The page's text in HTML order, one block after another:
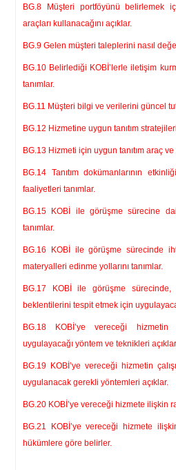
BG.8 Müşteri portföyünü belirlemek
araçları kullanacağını açıklar.
BG.9 Gelen müşteri taleplerini nasıl
BG.10 Belirlediği KOBİ’lerle iletişim
tanımlar.
BG.11 Müşteri bilgi ve verilerini güncel
BG.12 Hizmetine uygun tanıtım
BG.13 Hizmeti için uygun tanıtım araç
BG.14 Tanıtım dokümanlarının
faaliyetleri tanımlar.
BG.15 KOBİ ile görüşme sürecine
tanımlar.
BG.16 KOBİ ile görüşme sürecinde
materyalleri edinme yollarını tanımlar.
BG.17 KOBİ ile görüşme sürecinde,
beklentilerini tespit etmek için
BG.18 KOBİ’ye vereceği hizmetin
uygulayacağı yöntem ve teknikleri
BG.19 KOBİ’ye vereceği hizmetin
uygulanacak gerekli yöntemleri açıklar.
BG.20 KOBİ’ye vereceği hizmete ilişkin
BG.21 KOBİ’ye vereceği hizmete
hükümlere göre belirler.